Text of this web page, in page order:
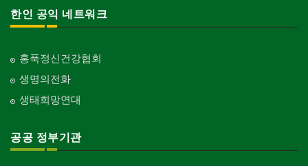
한인 공익 네트워크
홍푹정신건강협회
생명의전화
생태희망연대
공공 정부기관